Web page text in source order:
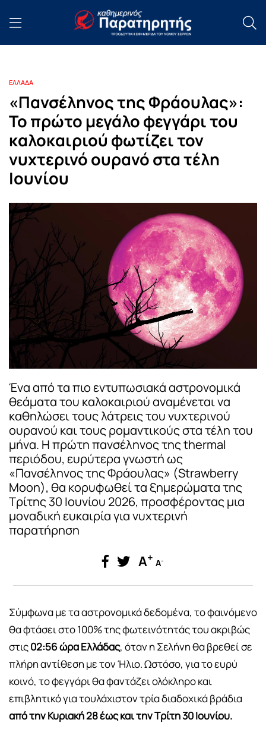
ΕΛΛΑΔΑ
«Πανσέληνος της Φράουλας»:
Το πρώτο μεγάλο φεγγάρι του
καλοκαιριού φωτίζει τον
νυχτερινό ουρανό στα τέλη
Ιουνίου
Ένα από τα πιο εντυπωσιακά αστρονομικά
θεάματα του καλοκαιριού αναμένεται να
καθηλώσει τους λάτρεις του νυχτερινού
ουρανού και τους ρομαντικούς στα τέλη του
μήνα. Η πρώτη πανσέληνος της thermal
περιόδου, ευρύτερα γνωστή ως
«Πανσέληνος της Φράουλας» (Strawberry
Moon), θα κορυφωθεί τα ξημερώματα της
Τρίτης 30 Ιουνίου 2026, προσφέροντας μια
μοναδική ευκαιρία για νυχτερινή
παρατήρηση
A+ A-
Σύμφωνα με τα αστρονομικά δεδομένα, το φαινόμενο
θα φτάσει στο 100% της φωτεινότητάς του ακριβώς
στις02:56 ώρα Ελλάδας, όταν η Σελήνη θα βρεθεί σε
πλήρη αντίθεση με τον Ήλιο. Ωστόσο, για το ευρύ
κοινό, το φεγγάρι θα φαντάζει ολόκληρο και
επιβλητικό για τουλάχιστον τρία διαδοχικά βράδια
από την Κυριακή 28 έως και την Τρίτη 30 Ιουνίου.